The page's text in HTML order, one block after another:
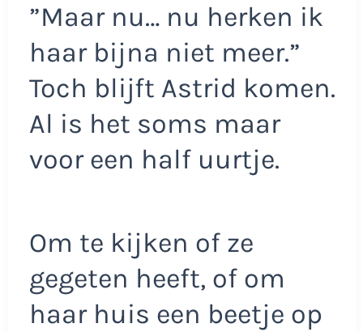
”Maar nu… nu herken ik
haar bijna niet meer.”
Toch blijft Astrid komen.
Al is het soms maar
voor een half uurtje.
Om te kijken of ze
gegeten heeft, of om
haar huis een beetje op